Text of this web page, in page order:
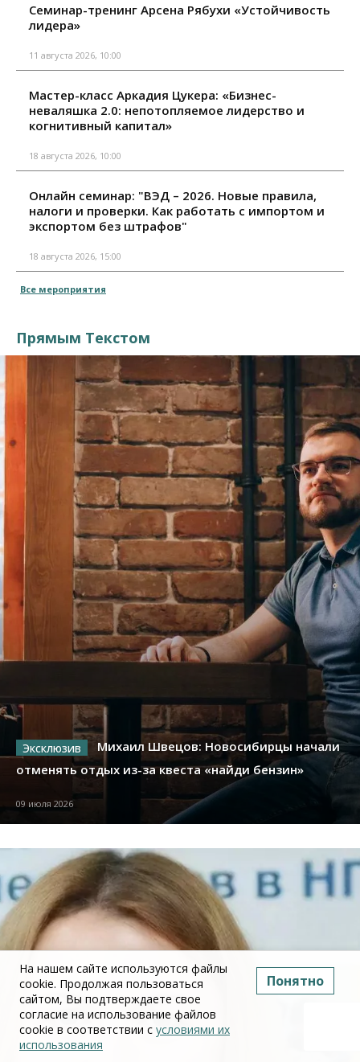
Семинар-тренинг Арсена Рябухи «Устойчивость
лидера»
11 августа 2026, 10:00
Мастер-класс Аркадия Цукера: «Бизнес-
неваляшка 2.0: непотопляемое лидерство и
когнитивный капитал»
18 августа 2026, 10:00
Онлайн семинар: "ВЭД – 2026. Новые правила,
налоги и проверки. Как работать с импортом и
экспортом без штрафов"
18 августа 2026, 15:00
Все мероприятия
Прямым Текстом
Михаил Швецов: Новосибирцы начали
отменять отдых из-за квеста «найди бензин»
09 июля 2026
На нашем сайте используются файлы
cookie. Продолжая пользоваться
сайтом, Вы подтверждаете свое
согласие на использование файлов
cookie в соответствии с условиями их
использования
Понятно